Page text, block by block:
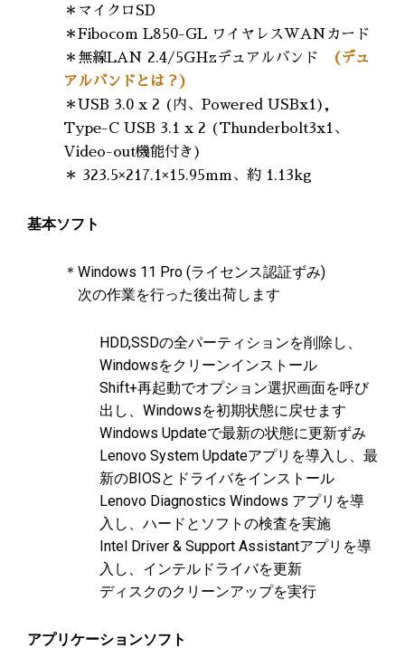
＊マイクロSD
＊Fibocom L850-GL ワイヤレスWANカード
＊無線LAN 2.4/5GHzデュアルバンド
(デュ
アルバンドとは？)
＊USB 3.0 x 2 (内、Powered USBx1)，
Type-C USB 3.1 x 2 (Thunderbolt3x1、
Video-out機能付き)
＊ 323.5×217.1×15.95mm、約 1.13kg
基本ソフト
＊Windows 11 Pro (ライセンス認証ずみ)
次の作業を行った後出荷します
HDD,SSDの全パーティションを削除し、
Windowsをクリーンインストール
Shift+再起動でオプション選択画面を呼び
出し、Windowsを初期状態に戻せます
Windows Updateで最新の状態に更新ずみ
Lenovo System Updateアプリを導入し、最
新のBIOSとドライバをインストール
Lenovo Diagnostics Windows アプリを導
入し、ハードとソフトの検査を実施
Intel Driver & Support Assistantアプリを導
入し、インテルドライバを更新
ディスクのクリーンアップを実行
アプリケーションソフト